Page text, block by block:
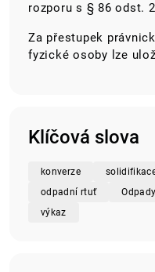
rozporu s § 86 odst.
Za přestupek
fyzické osoby lze
Klíčová slova
konverze
odpadní rtuť
Odpady
výkaz